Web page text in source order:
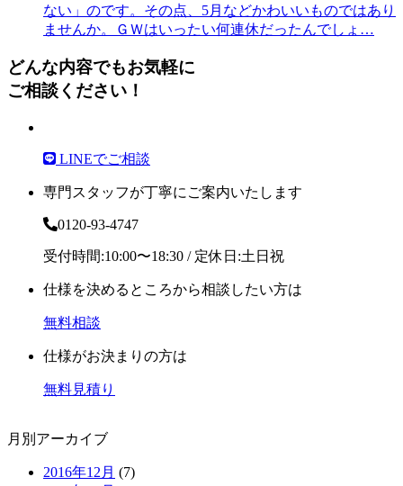
ない」のです。その点、5月などかわいいものではあり
ませんか。ＧＷはいったい何連休だったんでしょ…
どんな内容でもお気軽に
ご相談ください！
LINEでご相談
専門スタッフが丁寧にご案内いたします
0120-93-4747
受付時間:10:00〜18:30 / 定休日:土日祝
仕様を決めるところから相談したい方は
無料相談
仕様がお決まりの方は
無料見積り
月別アーカイブ
2016年12月 (7)